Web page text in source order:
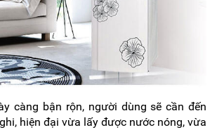
càng bận rộn, người dùng sẽ cần đến
hiện đại vừa lấy được nước nóng, vừa